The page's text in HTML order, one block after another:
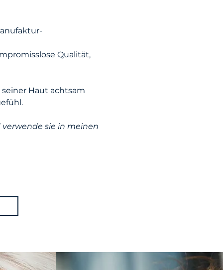
Qualität,
seiner Haut achtsam
sie in meinen